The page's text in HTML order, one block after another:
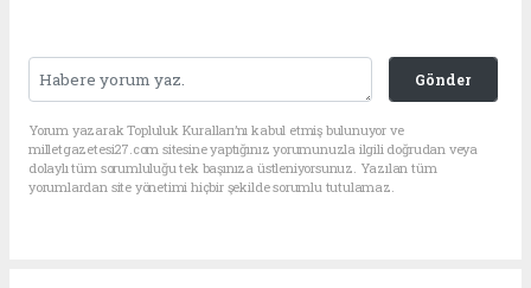
Gönder
Yorum yazarak Topluluk Kuralları’nı kabul etmiş bulunuyor ve
milletgazetesi27.com sitesine yaptığınız yorumunuzla ilgili doğrudan veya
dolaylı tüm sorumluluğu tek başınıza üstleniyorsunuz. Yazılan tüm
yorumlardan site yönetimi hiçbir şekilde sorumlu tutulamaz.